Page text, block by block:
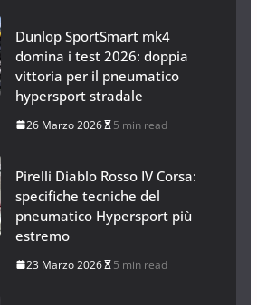
Dunlop SportSmart mk4
domina i test 2026: doppia
vittoria per il pneumatico
hypersport stradale
26 Marzo 2026 5 min read
Pirelli Diablo Rosso IV Corsa:
specifiche tecniche del
pneumatico Hypersport più
estremo
23 Marzo 2026 5 min read